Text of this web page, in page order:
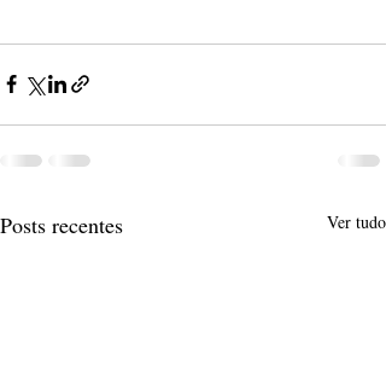
Posts recentes Ver tudo